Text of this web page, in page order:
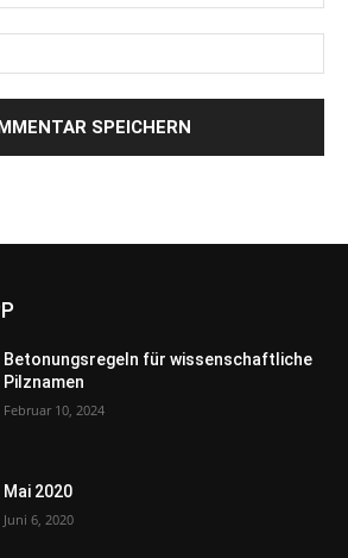
Betonungsregeln für wissenschaftliche
Pilznamen
Februar 10, 2024
Mai 2020
Juni 6, 2020